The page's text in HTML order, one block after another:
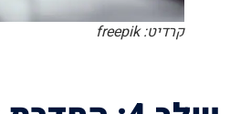
קרדיט: freepik